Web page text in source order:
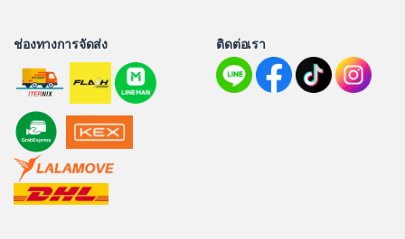
ช่องทางการจัดส่ง ติดต่อเรา